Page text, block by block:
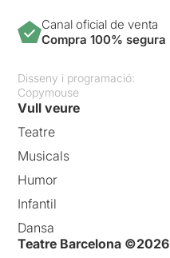
Canal oficial de venta
Compra 100% segura
Disseny i programació:
Copymouse
Vull veure
Teatre
Musicals
Humor
Infantil
Dansa
Teatre Barcelona ©2026